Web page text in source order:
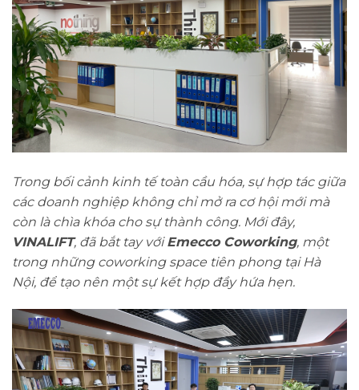
Trong bối cảnh kinh tế toàn cầu hóa, sự hợp tác giữa
các doanh nghiệp không chỉ mở ra cơ hội mới mà
còn là chìa khóa cho sự thành công. Mới đây,
VINALIFT, đã bắt tay vớiEmecco Coworking, một
trong những coworking space tiên phong tại Hà
Nội, để tạo nên một sự kết hợp đầy hứa hẹn.